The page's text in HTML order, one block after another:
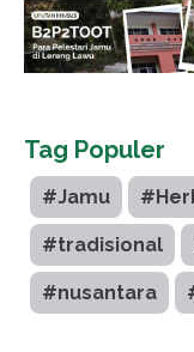
Tag Populer
#Jamu
#tradisional
#nusantara